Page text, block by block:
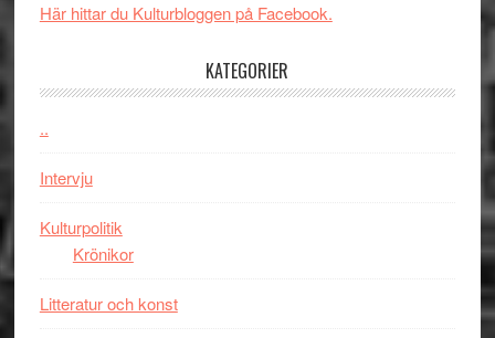
Jackie
Vem
Här hittar du Kulturbloggen på Facebook.
KATEGORIER
..
Intervju
Kulturpolitik
Krönikor
Litteratur och konst